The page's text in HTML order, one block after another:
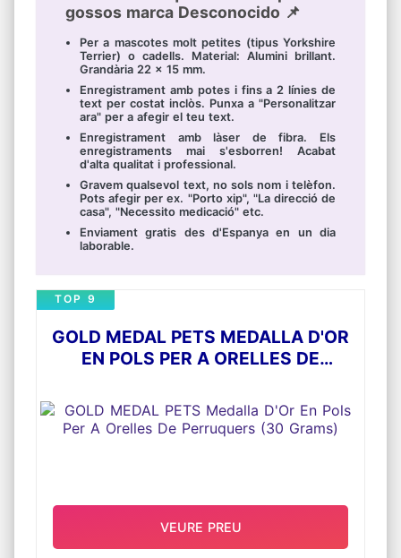
gossos marca Desconocido 📌
Per a mascotes molt petites (tipus Yorkshire
Terrier) o cadells. Material: Alumini brillant.
Grandària 22 x 15 mm.
Enregistrament amb potes i fins a 2 línies de
text per costat inclòs. Punxa a "Personalitzar
ara" per a afegir el teu text.
Enregistrament amb làser de fibra. Els
enregistraments mai s'esborren! Acabat
d'alta qualitat i professional.
Gravem qualsevol text, no sols nom i telèfon.
Pots afegir per ex. "Porto xip", "La direcció de
casa", "Necessito medicació" etc.
Enviament gratis des d'Espanya en un dia
laborable.
GOLD MEDAL PETS MEDALLA D'OR
EN POLS PER A ORELLES DE
TOP 9
VEURE PREU